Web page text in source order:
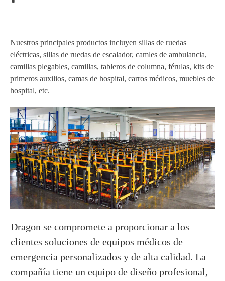
Nuestros principales productos incluyen sillas de ruedas
eléctricas, sillas de ruedas de escalador, camles de ambulancia,
camillas plegables, camillas, tableros de columna, férulas, kits de
primeros auxilios, camas de hospital, carros médicos, muebles de
hospital, etc.
Dragon se compromete a proporcionar a los
clientes soluciones de equipos médicos de
emergencia personalizados y de alta calidad. La
compañía tiene un equipo de diseño profesional,